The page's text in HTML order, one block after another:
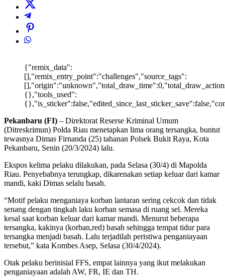
{"remix_data":
[],"remix_entry_point":"challenges","source_tags":
{},"tools_used":
Pekanbaru (FI) – Direktorat Reserse Kriminal Umum
(Ditreskrimun) Polda Riau menetapkan lima orang tersangka, buntut
tewasnya Dimas Firnanda (25) tahanan Polsek Bukit Raya, Kota
Pekanbaru, Senin (20/3/2024) lalu.
Ekspos kelima pelaku dilakukan, pada Selasa (30/4) di Mapolda
Riau. Penyebabnya terungkap, dikarenakan setiap keluar dari kamar
mandi, kaki Dimas selalu basah.
“Motif pelaku menganiaya korban lantaran sering cekcok dan tidak
senang dengan tingkah laku korban semasa di ruang sel. Mereka
kesal saat korban keluar dari kamar mandi. Menurut beberapa
tersangka, kakinya (korban,red) basah sehingga tempat tidur para
tersangka menjadi basah. Lalu terjadilah peristiwa penganiayaan
tersebut,” kata Kombes Asep, Selasa (30/4/2024).
Otak pelaku berinisial FFS, empat lainnya yang ikut melakukan
penganiayaan adalah AW, FR, IE dan TH.